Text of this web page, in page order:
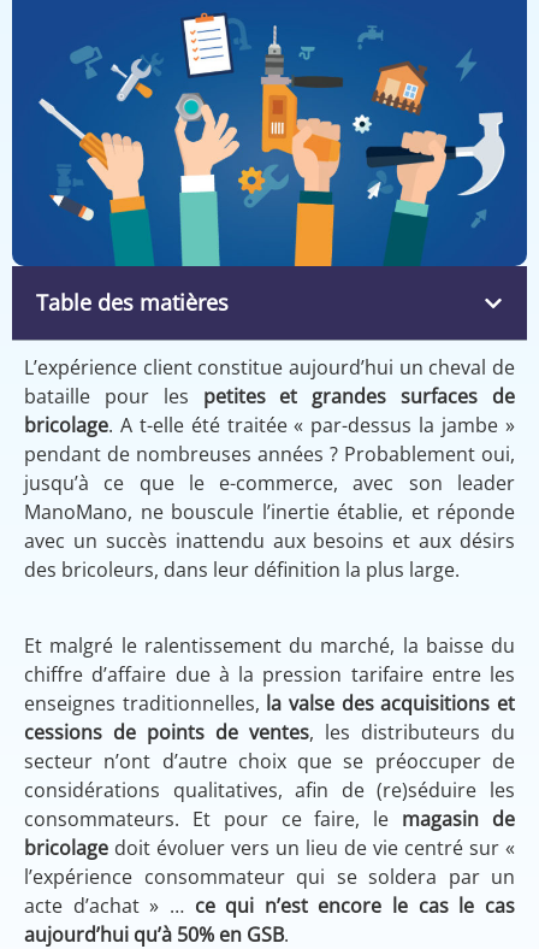
Table des matières
L’expérience client constitue aujourd’hui un cheval de
bataille pour les petites et grandes surfaces de
bricolage. A t-elle été traitée « par-dessus la jambe »
pendant de nombreuses années ? Probablement oui,
jusqu’à ce que le e-commerce, avec son leader
ManoMano, ne bouscule l’inertie établie, et réponde
avec un succès inattendu aux besoins et aux désirs
des bricoleurs, dans leur définition la plus large.
Et malgré le ralentissement du marché, la baisse du
chiffre d’affaire due à la pression tarifaire entre les
enseignes traditionnelles, la valse des acquisitions et
cessions de points de ventes, les distributeurs du
secteur n’ont d’autre choix que se préoccuper de
considérations qualitatives, afin de (re)séduire les
consommateurs. Et pour ce faire, le magasin de
bricolage doit évoluer vers un lieu de vie centré sur «
l’expérience consommateur qui se soldera par un
acte d’achat » …ce qui n’est encore le cas le cas
aujourd’hui qu’à 50% en GSB.